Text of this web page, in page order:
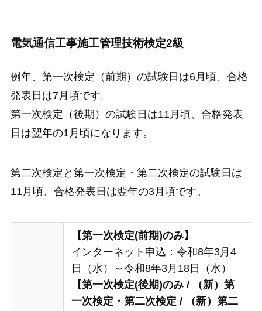
電気通信工事施工管理技術検定2級
例年、第一次検定（前期）の試験日は6月頃、合格
発表日は7月頃です。
第一次検定（後期）の試験日は11月頃、合格発表
日は翌年の1月頃になります。
第二次検定と第一次検定・第二次検定の試験日は
11月頃、合格発表日は翌年の3月頃です。
【第一次検定(前期)のみ】
インターネット申込：令和8年3月4
日（水）～令和8年3月18日（水）
【第一次検定(後期)のみ/
（新）第
一次検定・第二次検定 / （新）第二